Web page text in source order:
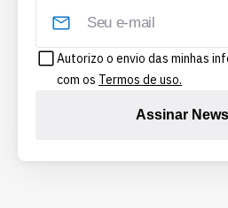
Autorizo o envio das minhas
com os Termos de uso.
Assinar